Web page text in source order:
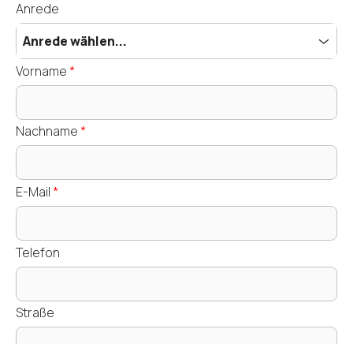
Anrede
Anrede wählen...
Vorname *
Nachname *
E-Mail *
Telefon
Straße